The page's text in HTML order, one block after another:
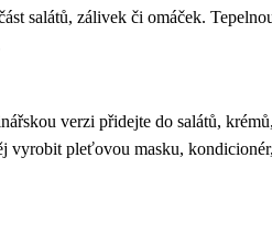
salátů, zálivek či omáček.
verzi přidejte do salátů,
pleťovou masku,